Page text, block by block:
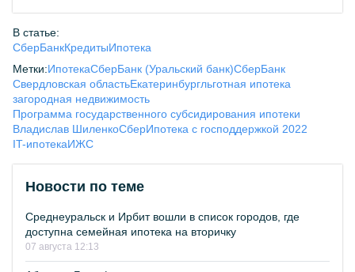
В статье:
СберБанкКредитыИпотека
Метки:ИпотекаСберБанк (Уральский банк)СберБанк
Свердловская областьЕкатеринбургльготная ипотека
загородная недвижимость
Программа государственного субсидирования ипотеки
Владислав ШиленкоСберИпотека с господдержкой 2022
IT-ипотекаИЖС
Новости по теме
Среднеуральск и Ирбит вошли в список городов, где
доступна семейная ипотека на вторичку
07 августа 12:13